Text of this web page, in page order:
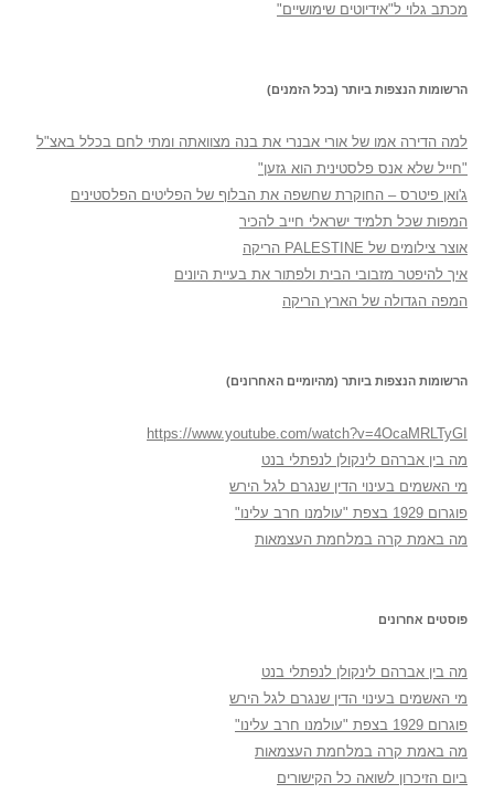
מכתב גלוי ל"אידיוטים שימושיים"
הרשומות הנצפות ביותר (בכל הזמנים)
למה הדירה אמו של אורי אבנרי את בנה מצוואתה ומתי לחם בכלל באצ"ל
"חייל שלא אנס פלסטינית הוא גזען"
ג'ואן פיטרס – החוקרת שחשפה את הבלוף של הפליטים הפלסטינים
המפות שכל תלמיד ישראלי חייב להכיר
אוצר צילומים של PALESTINE הריקה
איך להיפטר מזבובי הבית ולפתור את בעיית היונים
המפה הגדולה של הארץ הריקה
הרשומות הנצפות ביותר (מהיומיים האחרונים)
https://www.youtube.com/watch?v=4OcaMRLTyGI
מה בין אברהם לינקולן לנפתלי בנט
מי האשמים בעינוי הדין שנגרם לגל הירש
פוגרום 1929 בצפת "עולמנו חרב עלינו"
מה באמת קרה במלחמת העצמאות
פוסטים אחרונים
מה בין אברהם לינקולן לנפתלי בנט
מי האשמים בעינוי הדין שנגרם לגל הירש
פוגרום 1929 בצפת "עולמנו חרב עלינו"
מה באמת קרה במלחמת העצמאות
ביום הזיכרון לשואה כל הקישורים